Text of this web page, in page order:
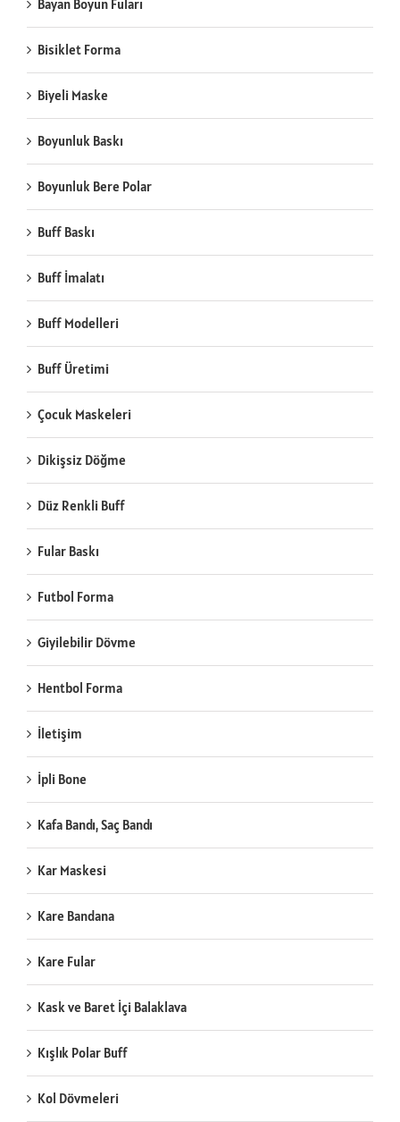
Bayan Boyun Fuları
Bisiklet Forma
Biyeli Maske
Boyunluk Baskı
Boyunluk Bere Polar
Buff Baskı
Buff İmalatı
Buff Modelleri
Buff Üretimi
Çocuk Maskeleri
Dikişsiz Döğme
Düz Renkli Buff
Fular Baskı
Futbol Forma
Giyilebilir Dövme
Hentbol Forma
İletişim
İpli Bone
Kafa Bandı, Saç Bandı
Kar Maskesi
Kare Bandana
Kare Fular
Kask ve Baret İçi Balaklava
Kışlık Polar Buff
Kol Dövmeleri